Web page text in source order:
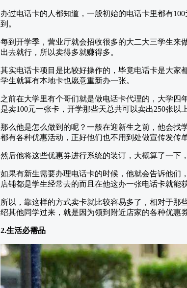
办过电话卡的人都知道，一般初始的电话卡里都有
到。
每到开学季，营业厅就会招收很多的大二大三学生来
出去就行，所以卖得多就赚得多。
其实电话卡项目是比较好操作的，毕竟电话卡是大家
学生就算有本地卡也愿意重新办一张。
之前在大学里有个哥们就是做电话卡代理的，大学四
是卖100元一张卡，开学那些天总共可以卖出250张以
那么他是怎么做到的呢？一般在迎新生之前，他会找
都有各种优惠活动，正好他们也不用到处做宣传发传
然后他将这些优惠券进行系统的装订，大概算了一下
如果有新生需要办理电话卡的时候，他就会告诉他们
店铺都是学生经常去的而且在他这办一张电话卡就能
所以，靠这样的方式卖卡就比较容易多了，相对于
绍其他同学过来，就是因为领到附近店家的各种优惠券
2.生活必需品